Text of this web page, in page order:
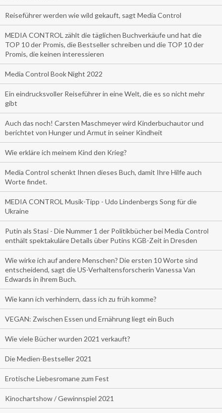
Reiseführer werden wie wild gekauft, sagt Media Control
MEDIA CONTROL zählt die täglichen Buchverkäufe und hat die
TOP 10 der Promis, die Bestseller schreiben und die TOP 10 der
Promis, die keinen interessieren
Media Control Book Night 2022
Ein eindrucksvoller Reiseführer in eine Welt, die es so nicht mehr
gibt
Auch das noch! Carsten Maschmeyer wird Kinderbuchautor und
berichtet von Hunger und Armut in seiner Kindheit
Wie erkläre ich meinem Kind den Krieg?
Media Control schenkt Ihnen dieses Buch, damit Ihre Hilfe auch
Worte findet.
MEDIA CONTROL Musik-Tipp - Udo Lindenbergs Song für die
Ukraine
Putin als Stasi - Die Nummer 1 der Politikbücher bei Media Control
enthält spektakuläre Details über Putins KGB-Zeit in Dresden
Wie wirke ich auf andere Menschen? Die ersten 10 Worte sind
entscheidend, sagt die US-Verhaltensforscherin Vanessa Van
Edwards in ihrem Buch.
Wie kann ich verhindern, dass ich zu früh komme?
VEGAN: Zwischen Essen und Ernährung liegt ein Buch
Wie viele Bücher wurden 2021 verkauft?
Die Medien-Bestseller 2021
Erotische Liebesromane zum Fest
Kinochartshow / Gewinnspiel 2021